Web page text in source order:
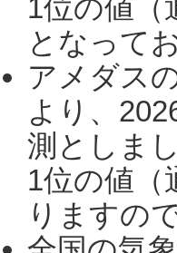
1位の値（
となって
アメダス
より、
測としま
1位の値（
りますの